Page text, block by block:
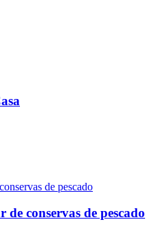
conservas de pescado